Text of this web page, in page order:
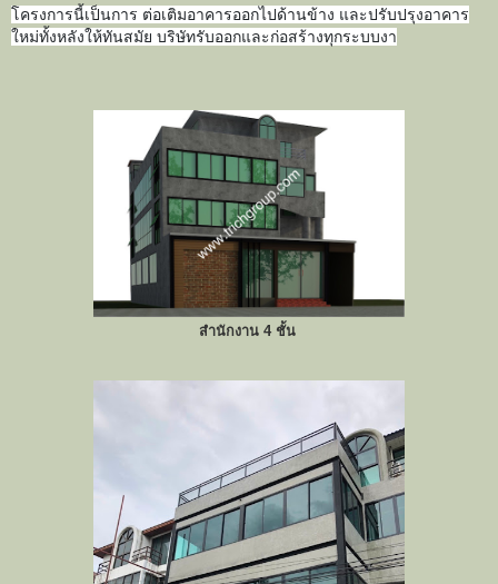
โครงการนี้เป็นการ ต่อเติมอาคารออกไปด้านข้าง และปรับปรุงอาคาร
ใหม่ทั้งหลังให้ทันสมัย บริษัทรับออกและก่อสร้างทุกระบบงา
สำนักงาน 4 ชั้น